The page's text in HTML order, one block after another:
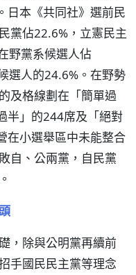
日本《共同社》選前民
黨佔22.6%，立憲民主
野黨系候選人佔
選人的24.6%。在野勢
及格線劃在「簡單過
半」的244席及「絕對
在小選舉區中未能整合
自、公兩黨，自民黨
，除與公明黨再續前
手國民民主黨等理念